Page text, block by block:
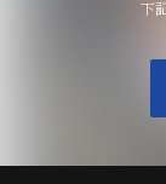
下